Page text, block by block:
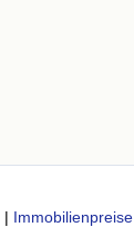
| Immobilienpreise